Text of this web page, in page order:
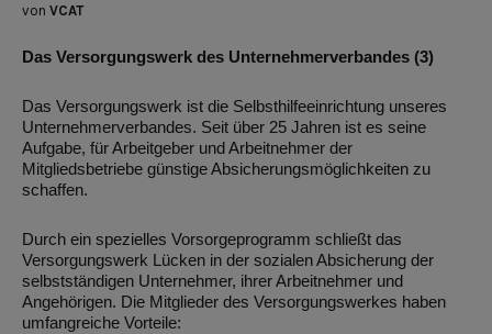
von VCAT
Das Versorgungswerk des Unternehmerverbandes (3)
Das Versorgungswerk ist die Selbsthilfeeinrichtung unseres
Unternehmerverbandes. Seit über 25 Jahren ist es seine
Aufgabe, für Arbeitgeber und Arbeitnehmer der
Mitgliedsbetriebe günstige Absicherungsmöglichkeiten zu
schaffen.
Durch ein spezielles Vorsorgeprogramm schließt das
Versorgungswerk Lücken in der sozialen Absicherung der
selbstständigen Unternehmer, ihrer Arbeitnehmer und
Angehörigen. Die Mitglieder des Versorgungswerkes haben
umfangreiche Vorteile: